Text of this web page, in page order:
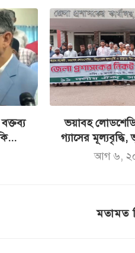
ভয়াবহ
গ্যাসের
আগ ৬,
মতামত